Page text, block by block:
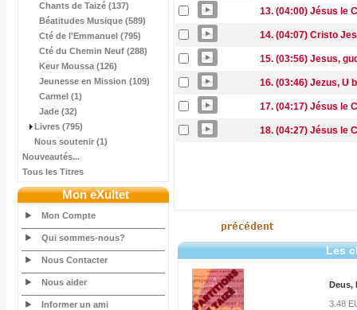
Chants de Taizé (137)
Béatitudes Musique (589)
Cté de l'Emmanuel (795)
Cté du Chemin Neuf (288)
Keur Moussa (126)
Jeunesse en Mission (109)
Carmel (1)
Jade (32)
Livres (795)
Nous soutenir (1)
Nouveautés...
Tous les Titres
Mon eXultet
Mon Compte
Qui sommes-nous?
Nous Contacter
Nous aider
Informer un ami
13. (04:00) Jésus le
14. (04:07) Cristo
15. (03:56) Jesus,
16. (03:46) Jezus, U
17. (04:17) Jésus le
18. (04:27) Jésus le
Les
Deus,
3.48